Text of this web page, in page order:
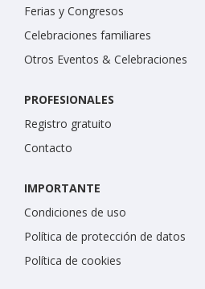
Ferias y Congresos
Celebraciones familiares
Otros Eventos & Celebraciones
PROFESIONALES
Registro gratuito
Contacto
IMPORTANTE
Condiciones de uso
Política de protección de datos
Política de cookies